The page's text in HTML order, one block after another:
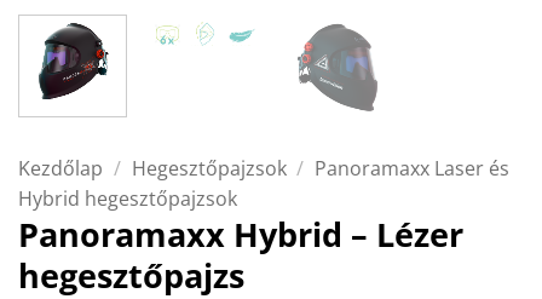
Kezdőlap / Hegesztőpajzsok / Panoramaxx Laser és
Hybrid hegesztőpajzsok
Panoramaxx Hybrid – Lézer
hegesztőpajzs